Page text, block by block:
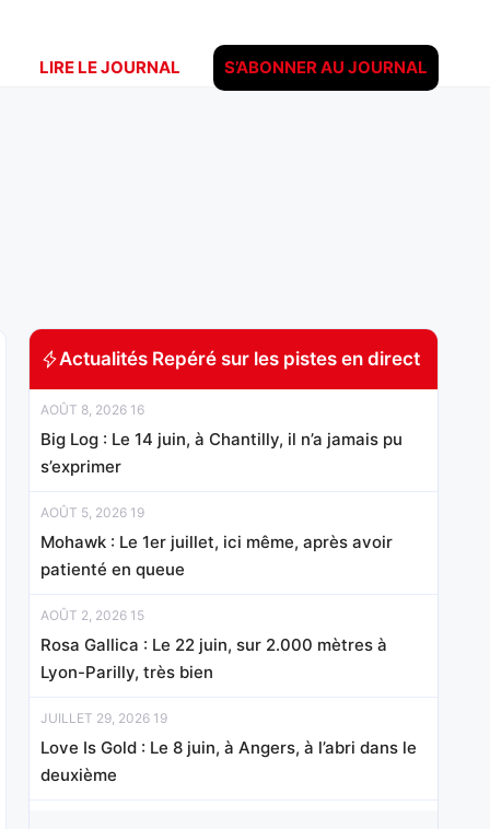
LIRE LE JOURNAL S’ABONNER AU JOURNAL
Actualités Repéré sur les pistes en direct
AOÛT 8, 2026 16
Big Log : Le 14 juin, à Chantilly, il n’a jamais pu
s’exprimer
AOÛT 5, 2026 19
Mohawk : Le 1er juillet, ici même, après avoir
patienté en queue
AOÛT 2, 2026 15
Rosa Gallica : Le 22 juin, sur 2.000 mètres à
Lyon-Parilly, très bien
JUILLET 29, 2026 19
Love Is Gold : Le 8 juin, à Angers, à l’abri dans le
deuxième